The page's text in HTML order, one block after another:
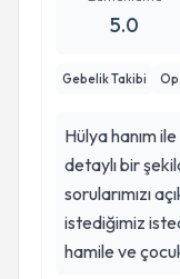
5.0
Gebelik Takibi
Hülya hanım
detaylı bir
sorularımızı
istediğimiz
hamile ve